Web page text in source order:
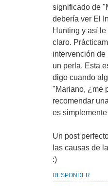
significado de
debería ver El
Hunting y así
claro.
intervención de
un perla. Esta
digo cuando
"Mariano, ¿me
recomendar
es
Un post
las causas de
:)
RESPONDER